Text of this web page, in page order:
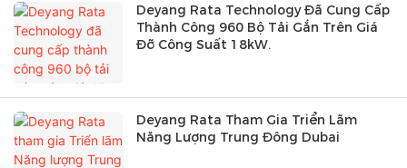
Deyang Rata Technology Đã Cung Cấp
Thành Công 960 Bộ Tải Gắn Trên Giá
Đỡ Công Suất 18kW.
Deyang Rata Tham Gia Triển Lãm
Năng Lượng Trung Đông Dubai